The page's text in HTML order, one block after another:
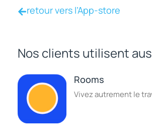
retour vers l’App-store
Nos clients utilisent
Rooms
Vivez autrement le